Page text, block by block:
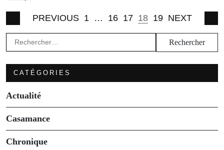
PREVIOUS 1 … 16 17 18 19 NEXT
Rechercher :
CATÉGORIES
Actualité
Casamance
Chronique